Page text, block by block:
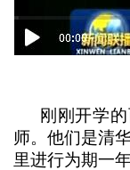
刚刚开学的
师。他们是清
里进行为期一